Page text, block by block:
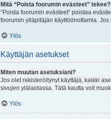
Mitä “Poista foorumin evästeet” tekee?
“Poista foorumin evästeet” poistaa
foorumin ylläpitäjän käyttöönottamia.
Ylös
Käyttäjän asetukset
Miten muutan asetuksiani?
Jos olet rekisteröitynyt käyttäjä, kaikki
sivujen ylälaidassa. Tätä kautta voit
Ylös